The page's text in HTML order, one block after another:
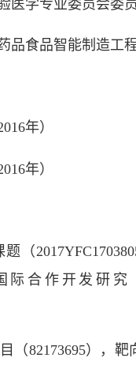
医学专业委员会委
品食品智能制造工
年）
年）
题（
际合作开发研究
（82173695），靶